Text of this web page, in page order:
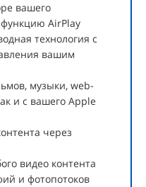
вашего
AirPlay
технология с
вашим
музыки, web-
и с вашего Apple
через
видео контента
и фотопотоков